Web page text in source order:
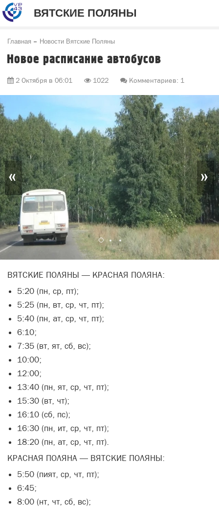
ВЯТСКИЕ ПОЛЯНЫ
Главная Новости Вятские Поляны
Новое расписание автобусов
2 Октября в 06:01 1022 Комментариев: 1
« »
ВЯТСКИЕ ПОЛЯНЫ — КРАСНАЯ ПОЛЯНА:
5:20 (пн, ср, пт);
5:25 (пн, вт, ср, чт, пт);
5:40 (пн, ат, ср, чт, пт);
6:10;
7:35 (вт, ят, сб, вс);
10:00;
12:00;
13:40 (пн, ят, ср, чт, пт);
15:30 (вт, чт);
16:10 (сб, пс);
16:30 (пн, ит, ср, чт, пт);
18:20 (пн, ат, ср, чт, пт).
КРАСНАЯ ПОЛЯНА — ВЯТСКИЕ ПОЛЯНЫ:
5:50 (пият, ср, чт, пт);
6:45;
8:00 (нт, чт, сб, вс);